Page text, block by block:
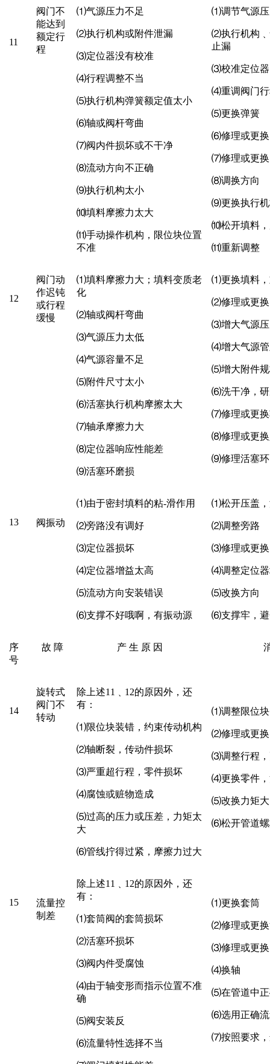
11
阀门不
能达到
额定行
程
⑴气源压力不足
⑵执行机构或附件泄漏
⑶定位器没有校准
⑷行程调整不当
⑸执行机构弹簧额定值太小
⑹轴或阀杆弯曲
⑺阀内件损坏或不干净
⑻流动方向不正确
⑼执行机构太小
⑽填料摩擦力太大
⑾手动操作机构，限位块位置
不准
⑴调节气源
⑵执行机构
止漏
⑶校准定位器
⑷重调阀门
⑸更换弹簧
⑹修理或更换
⑺修理或更
⑻调换方向
⑼更换执行
⑽松开填料
⑾重新调整
12
阀门动
作迟钝
或行程
缓慢
⑴填料摩擦力大；填料变质老
化
⑵轴或阀杆弯曲
⑶气源压力太低
⑷气源容量不足
⑸附件尺寸太小
⑹活塞执行机构摩擦太大
⑺轴承摩擦力大
⑻定位器响应性能差
⑼活塞环磨损
⑴更换填料
⑵修理或更换
⑶增大气源
⑷增大气源
⑸增大附件
⑹洗干净，
⑺修理或更
⑻修理或更
⑼修理活塞环
13 阀振动
⑴由于密封填料的粘-滑作用
⑵旁路没有调好
⑶定位器损坏
⑷定位器增益太高
⑸流动方向安装错误
⑹支撑不好哦啊，有振动源
⑴松开压盖
⑵调整旁路
⑶修理或更换
⑷调整定位
⑸改换方向
⑹支撑牢，
序
号
故 障 产 生 原 因
14
旋转式
阀门不
转动
除上述11
﹑12的原因外，还
有：
⑴限位块装错，约束传动机构
⑵轴断裂，传动件损坏
⑶严重超行程，零件损坏
⑷腐蚀或赃物造成
⑸过高的压力或压差，力矩太
大
⑹管线拧得过紧，摩擦力过大
⑴调整限位块
⑵修理或更换
⑶调整行程
⑷更换零件
⑸改换力矩
⑹松开管道
15
流量控
制差
除上述11
﹑12的原因外，还
有：
⑴套筒阀的套筒损坏
⑵活塞环损坏
⑶阀内件受腐蚀
⑷由于轴变形而指示位置不准
确
⑸阀安装反
⑹流量特性选择不当
⑴更换套筒
⑵修理或更
⑶修理或更换
⑷换轴
⑸在管道中
⑹选用正确
⑺按照要求